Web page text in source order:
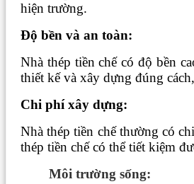
hiện trường.
Độ bền và an toàn:
Nhà thép tiền chế có độ bền
thiết kế và xây dựng đúng
Chi phí xây dựng:
Nhà thép tiền chế thường có
thép tiền chế có thể tiết kiệm
Môi trường sống: